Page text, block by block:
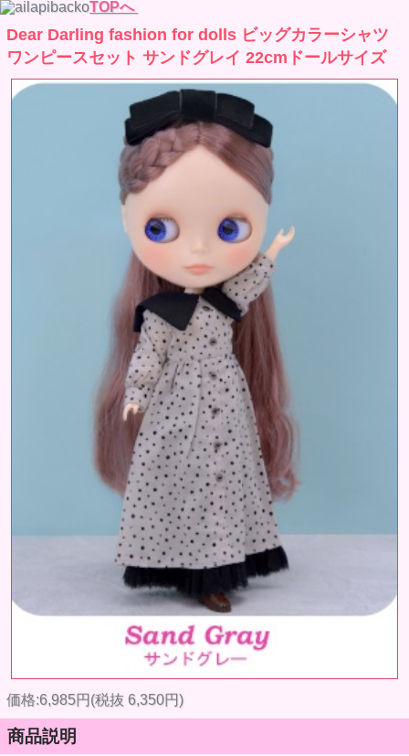
TOPへ
Dear Darling fashion for dolls ビッグカラーシャツ
ワンピースセット サンドグレイ 22cmドールサイズ
価格:6,985円(税抜 6,350円)
商品説明